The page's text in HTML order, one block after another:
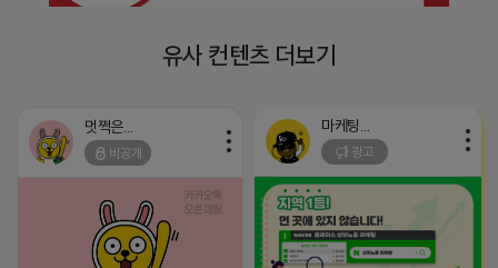
유사 컨텐츠 더보기
멋쩍은 튜브
비공개 광고